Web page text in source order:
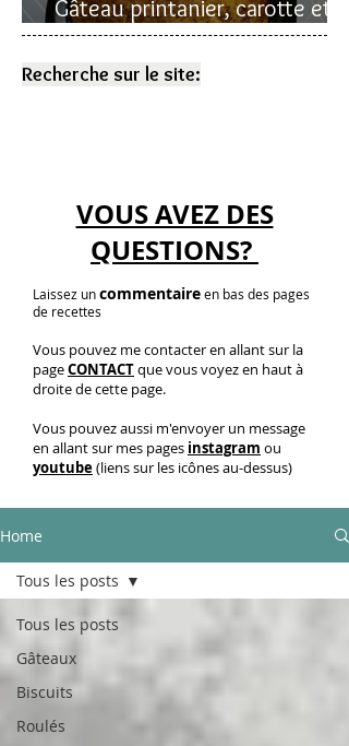
Gâteau printanier, carotte et
rhubarbe
Recherche sur le site:
VOUS AVEZ DES
QUESTIONS?
Laissez uncommentaireen bas des pages
de recettes
Vous pouvez me contacter en allant sur la
pageCONTACTque vous voyez en haut à
droite de cette page.
Vous pouvez aussi m'envoyer un message
en allant sur mes pages instagram ou
youtube(liens sur les icônes au-dessus)
Home
Tous les posts
Gâteaux
Biscuits
Roulés
Tous les posts